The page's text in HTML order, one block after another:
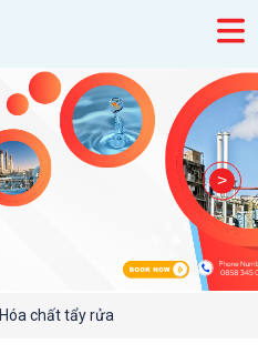
Hóa chất tẩy rửa